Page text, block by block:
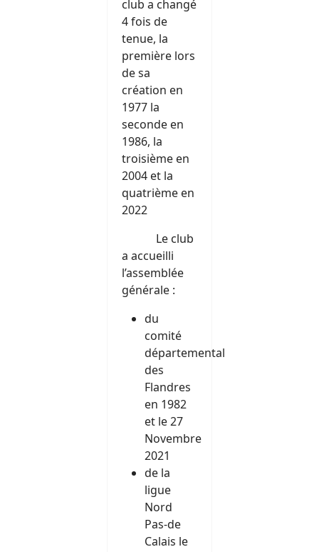
club a changé
4 fois de
tenue, la
première lors
de sa
création en
1977 la
seconde en
1986, la
troisième en
2004 et la
quatrième en
2022
Le club
a accueilli
l’assemblée
générale :
du
comité
départemental
des
Flandres
en 1982
et le 27
Novembre
2021
de la
ligue
Nord
Pas-de
Calais le